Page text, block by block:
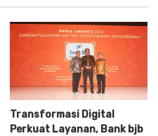
Transformasi Digital
Perkuat Layanan, Bank bjb